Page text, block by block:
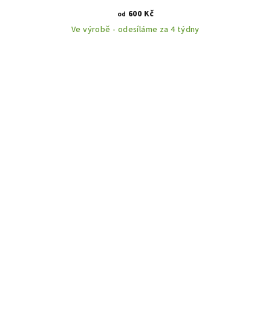
od 600 Kč
Ve výrobě - odesíláme za 4 týdny